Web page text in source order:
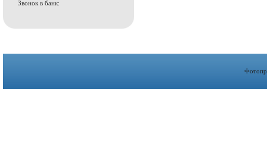
Звонок в банк: